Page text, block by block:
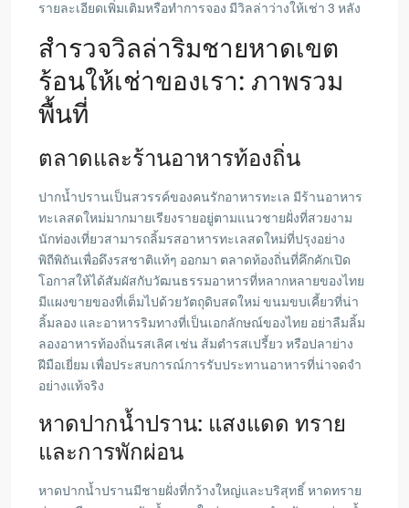
รายละเอียดเพิ่มเติมหรือทำการจอง มีวิลล่าว่างให้เช่า 3 หลัง
สำรวจวิลล่าริมชายหาดเขต
ร้อนให้เช่าของเรา: ภาพรวม
พื้นที่
ตลาดและร้านอาหารท้องถิ่น
ปากน้ำปรานเป็นสวรรค์ของคนรักอาหารทะเล มีร้านอาหาร
ทะเลสดใหม่มากมายเรียงรายอยู่ตามแนวชายฝั่งที่สวยงาม
นักท่องเที่ยวสามารถลิ้มรสอาหารทะเลสดใหม่ที่ปรุงอย่าง
พิถีพิถันเพื่อดึงรสชาติแท้ๆ ออกมา ตลาดท้องถิ่นที่คึกคักเปิด
โอกาสให้ได้สัมผัสกับวัฒนธรรมอาหารที่หลากหลายของไทย
มีแผงขายของที่เต็มไปด้วยวัตถุดิบสดใหม่ ขนมขบเคี้ยวที่น่า
ลิ้มลอง และอาหารริมทางที่เป็นเอกลักษณ์ของไทย อย่าลืมลิ้ม
ลองอาหารท้องถิ่นรสเลิศ เช่น ส้มตำรสเปรี้ยว หรือปลาย่าง
ฝีมือเยี่ยม เพื่อประสบการณ์การรับประทานอาหารที่น่าจดจำ
อย่างแท้จริง
หาดปากน้ำปราน: แสงแดด ทราย
และการพักผ่อน
หาดปากน้ำปรานมีชายฝั่งที่กว้างใหญ่และบริสุทธิ์ หาดทราย